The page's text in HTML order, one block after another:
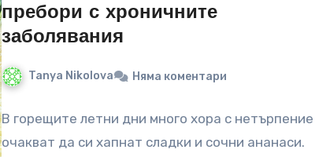
пребори с хроничните
заболявания
Tanya Nikolova Няма коментари
В горещите летни дни много хора с нетърпение
очакват да си хапнат сладки и сочни ананаси.